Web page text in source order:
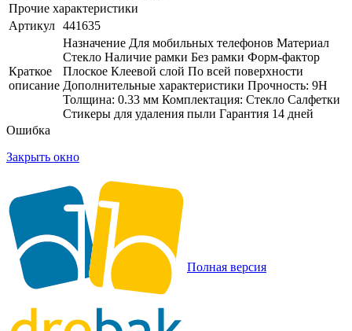
Прочие характеристики
Артикул 441635
Краткое
описание
Назначение Для мобильных телефонов Материал
Стекло Наличие рамки Без рамки Форм-фактор
Плоское Клеевой слой По всей поверхности
Дополнительные характеристики Прочность: 9H
Толщина: 0.33 мм Комплектация: Стекло Салфетки
Стикеры для удаления пыли Гарантия 14 дней
Ошибка
Закрыть окно
Полная версия